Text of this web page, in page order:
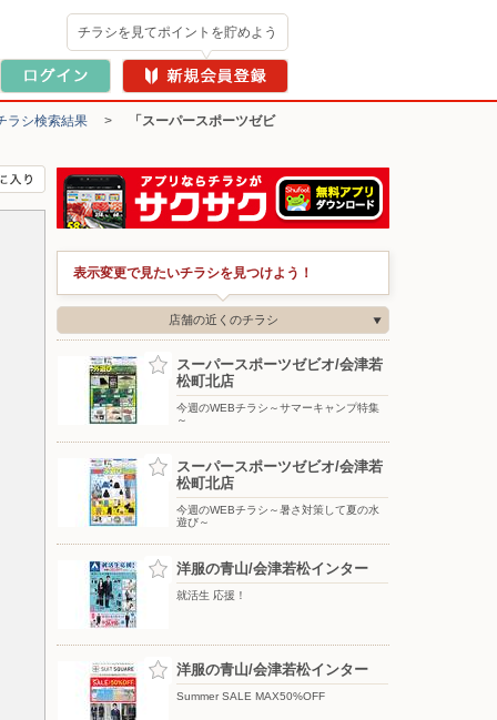
チラシを見てポイントを貯めよう
ラシ検索結果 >
「スーパースポーツゼビ
表示変更で見たいチラシを見つけよう！
店舗の近くのチラシ
スーパースポーツゼビオ/会津若
松町北店
今週のWEBチラシ～サマーキャンプ特集
～
スーパースポーツゼビオ/会津若
松町北店
今週のWEBチラシ～暑さ対策して夏の水
遊び～
洋服の青山/会津若松インター
就活生 応援！
洋服の青山/会津若松インター
Summer SALE MAX50%OFF